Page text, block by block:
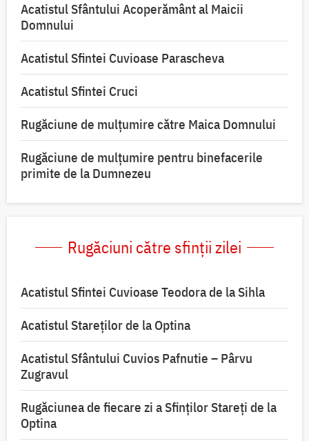
Acatistul Sfântului Acoperământ al Maicii
Domnului
Acatistul Sfintei Cuvioase Parascheva
Acatistul Sfintei Cruci
Rugăciune de mulţumire către Maica Domnului
Rugăciune de mulțumire pentru binefacerile
primite de la Dumnezeu
Rugăciuni către sfinții zilei
Acatistul Sfintei Cuvioase Teodora de la Sihla
Acatistul Stareţilor de la Optina
Acatistul Sfântului Cuvios Pafnutie – Pârvu
Zugravul
Rugăciunea de fiecare zi a Sfinților Stareți de la
Optina